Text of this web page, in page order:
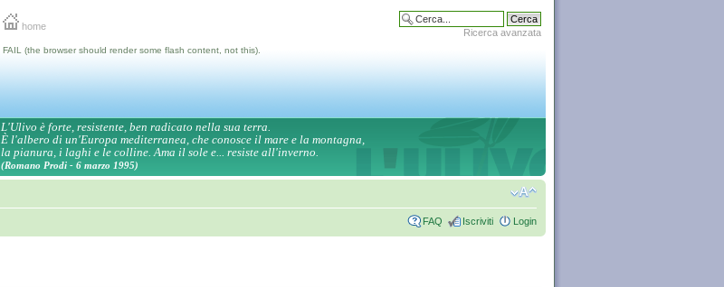
home
Ricerca avanzata
FAIL (the browser should render some flash content, not this).
L'Ulivo è forte, resistente, ben radicato nella sua terra.
È l'albero di un'Europa mediterranea, che conosce il mare e la montagna,
la pianura, i laghi e le colline. Ama il sole e... resiste all'inverno.
(Romano Prodi - 6 marzo 1995)
FAQ Iscriviti Login